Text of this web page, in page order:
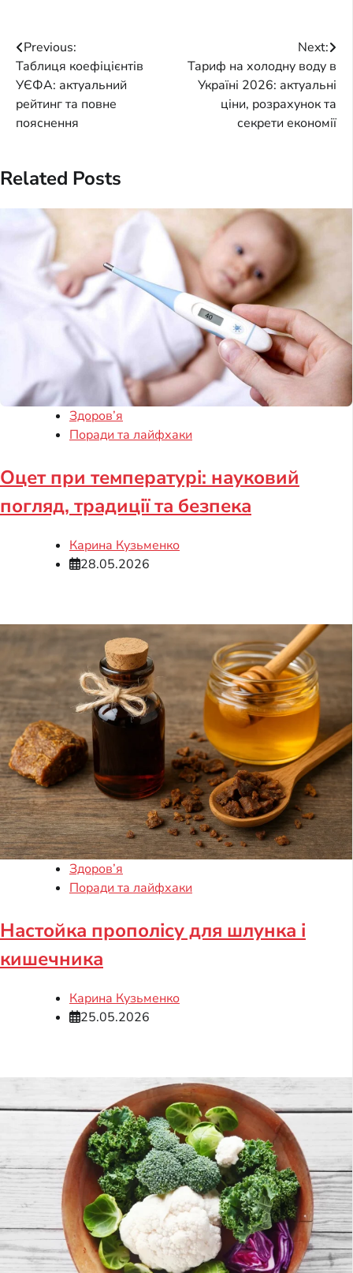
Post
navigation
Previous:
Таблиця коефіцієнтів
УЄФА: актуальний
рейтинг та повне
пояснення
Next:
Тариф на холодну воду в
Україні 2026: актуальні
ціни, розрахунок та
секрети економії
Related Posts
Здоров’я
Поради та лайфхаки
Оцет при температурі: науковий
погляд, традиції та безпека
Карина Кузьменко
28.05.2026
Здоров’я
Поради та лайфхаки
Настойка прополісу для шлунка і
кишечника
Карина Кузьменко
25.05.2026